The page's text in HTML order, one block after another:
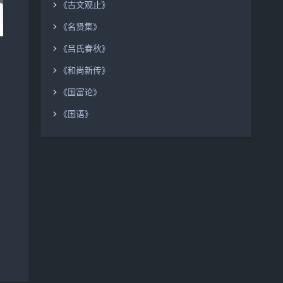
《古文观止》
《名贤集》
《吕氏春秋》
《和尚新传》
《国富论》
《国语》